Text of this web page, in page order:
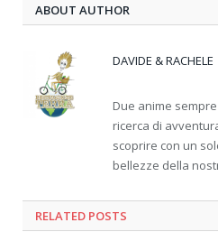
ABOUT AUTHOR
DAVIDE & RACHELE
Due anime
ricerca di
scoprire con un
bellezze della
RELATED POSTS